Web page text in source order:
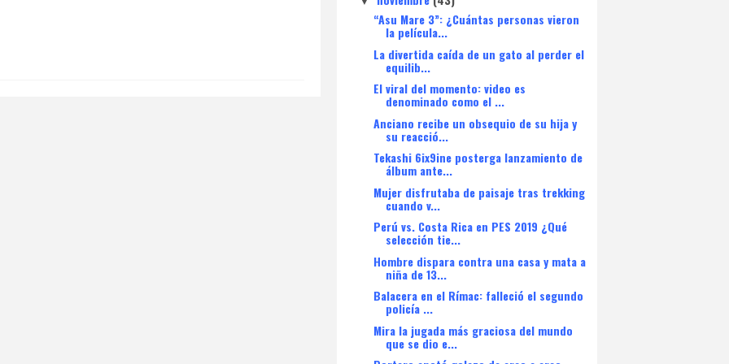
“Asu Mare 3”: ¿Cuántas personas vieron
la película...
La divertida caída de un gato al perder el
equilib...
El viral del momento: video es
denominado como el ...
Anciano recibe un obsequio de su hija y
su reacció...
Tekashi 6ix9ine posterga lanzamiento de
álbum ante...
Mujer disfrutaba de paisaje tras trekking
cuando v...
Perú vs. Costa Rica en PES 2019 ¿Qué
selección tie...
Hombre dispara contra una casa y mata a
niña de 13...
Balacera en el Rímac: falleció el segundo
policía ...
Mira la jugada más graciosa del mundo
que se dio e...